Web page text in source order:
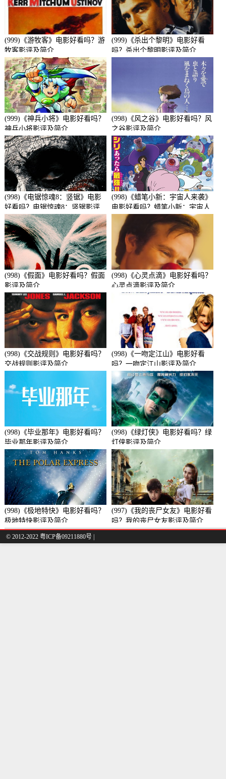
(999)《游牧客》电影好看吗？游
牧客影评及简介
(999)《杀出个黎明》电影好看
吗？杀出个黎明影评及简介
(999)《神兵小将》电影好看吗？
神兵小将影评及简介
(998)《风之谷》电影好看吗？风
之谷影评及简介
(998)《电锯惊魂8：竖锯》电影
好看吗？电锯惊魂8：竖锯影评
及简介
(998)《蜡笔小新：宇宙人来袭》
电影好看吗？蜡笔小新：宇宙人
来袭影评及简介
(998)《假面》电影好看吗？假面
影评及简介
(998)《心灵点滴》电影好看吗？
心灵点滴影评及简介
(998)《交战规则》电影好看吗？
交战规则影评及简介
(998)《一吻定江山》电影好看
吗？一吻定江山影评及简介
(998)《毕业那年》电影好看吗？
毕业那年影评及简介
(998)《绿灯侠》电影好看吗？绿
灯侠影评及简介
(998)《极地特快》电影好看吗？
极地特快影评及简介
(997)《我的丧尸女友》电影好看
吗？我的丧尸女友影评及简介
© 2012-2022 粤ICP备09211880号 |